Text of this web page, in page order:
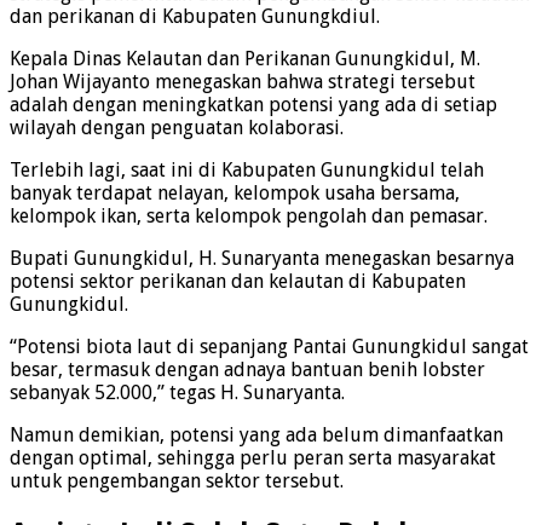
dan perikanan di Kabupaten Gunungkdiul.
Kepala Dinas Kelautan dan Perikanan Gunungkidul, M.
Johan Wijayanto menegaskan bahwa strategi tersebut
adalah dengan meningkatkan potensi yang ada di setiap
wilayah dengan penguatan kolaborasi.
Terlebih lagi, saat ini di Kabupaten Gunungkidul telah
banyak terdapat nelayan, kelompok usaha bersama,
kelompok ikan, serta kelompok pengolah dan pemasar.
Bupati Gunungkidul, H. Sunaryanta menegaskan besarnya
potensi sektor perikanan dan kelautan di Kabupaten
Gunungkidul.
“Potensi biota laut di sepanjang Pantai Gunungkidul sangat
besar, termasuk dengan adnaya bantuan benih lobster
sebanyak 52.000,” tegas H. Sunaryanta.
Namun demikian, potensi yang ada belum dimanfaatkan
dengan optimal, sehingga perlu peran serta masyarakat
untuk pengembangan sektor tersebut.